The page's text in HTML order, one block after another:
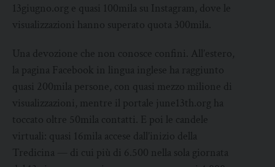
13giugno.org e quasi 100mila su Instagram, dove le
visualizzazioni hanno superato quota 300mila.
Una devozione che non conosce confini. All’estero,
la pagina Facebook in lingua inglese ha raggiunto
quasi 200mila persone, con quasi mezzo milione di
visualizzazioni, mentre il portale june13th.org ha
toccato oltre 50mila contatti. E poi le candele
virtuali: quasi 16mila accese dall’inizio della
Tredicina — di cui più di 6.500 nella sola giornata